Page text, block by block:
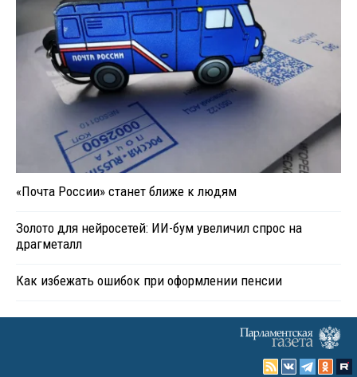
«Почта России» станет ближе к людям
Золото для нейросетей: ИИ-бум увеличил спрос на
драгметалл
Как избежать ошибок при оформлении пенсии